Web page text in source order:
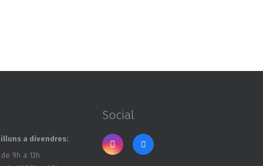
a divendres:
9h a 13h
Social